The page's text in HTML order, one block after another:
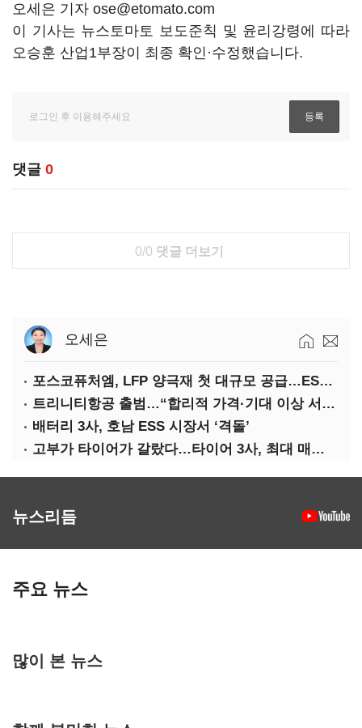
오세은 기자 ose@etomato.com
이 기사는 뉴스토마토 보도준칙 및 윤리강령에 따라
오승훈 산업1부장이 최종 확인·수정했습니다.
댓글 0
0/0 댓글 더보기
오세은
포스코퓨처엠, LFP 양극재 첫 대규모 공급…ESS 시장 공략
트리니티항공 출범…“합리적 가격·기대 이상 서비스로 승부”
배터리 3사, 호남 ESS 시장서 ‘격돌’
고부가 타이어가 갈랐다…타이어 3사, 최대 매출에도 영업익 희비
뉴스리듬
주요 뉴스
많이 본 뉴스